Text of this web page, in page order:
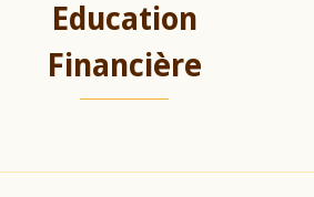
Education
Financière